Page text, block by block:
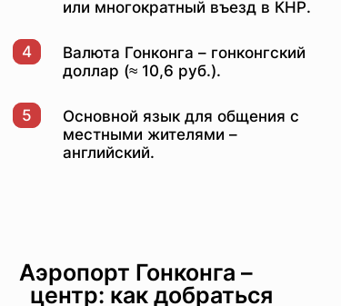
или многократный въезд в КНР.
4
Валюта Гонконга – гонконгский
доллар (≈ 10,6 руб.).
5
Основной язык для общения с
местными жителями –
английский.
Аэропорт Гонконга –
центр: как добраться